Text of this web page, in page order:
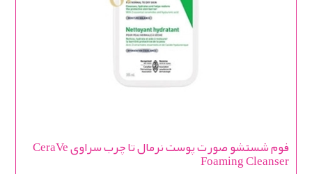
فوم شستشو صورت پوست نرمال تا چرب سراوی CeraVe
Foaming Cleanser